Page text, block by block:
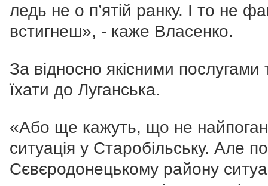
ледь не о п’ятій ранку. І то не
встигнеш», - каже Власенко.
За відносно якісними послугами
їхати до Луганська.
«Або ще кажуть, що не
ситуація у Старобільську. Але по
Сєвєродонецькому району